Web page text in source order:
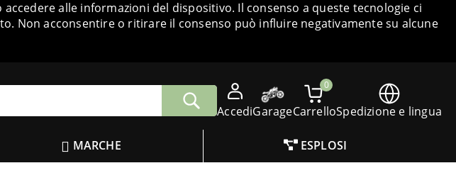
alle informazioni del dispositivo. Il consenso a queste tecnologie ci
Non acconsentire o ritirare il consenso può influire negativamente su alcune
AccediGarage
0
CarrelloSpedizione e lingua
MARCHE ESPLOSI